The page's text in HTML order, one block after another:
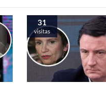
31
visitas